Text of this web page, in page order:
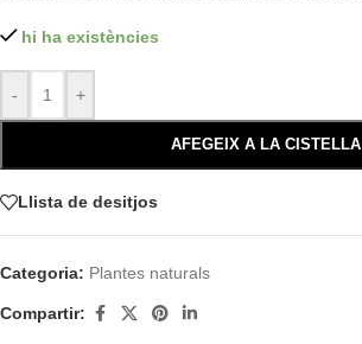
hi ha existències
- +
AFEGEIX A LA CISTELLA
Llista de desitjos
Categoria: Plantes naturals
Compartir: